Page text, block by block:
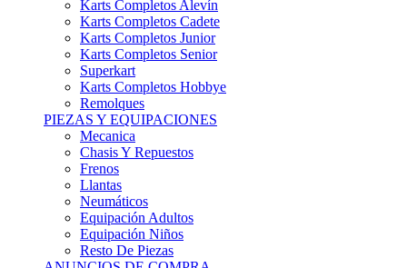
Karts Completos Junior
Karts Completos Senior
Superkart
Karts Completos Hobbye
Remolques
PIEZAS Y EQUIPACIONES
Mecanica
Chasis Y Repuestos
Frenos
Llantas
Neumáticos
Equipación Adultos
Equipación Niños
Resto De Piezas
ANUNCIOS DE COMPRA
Compra De Karts